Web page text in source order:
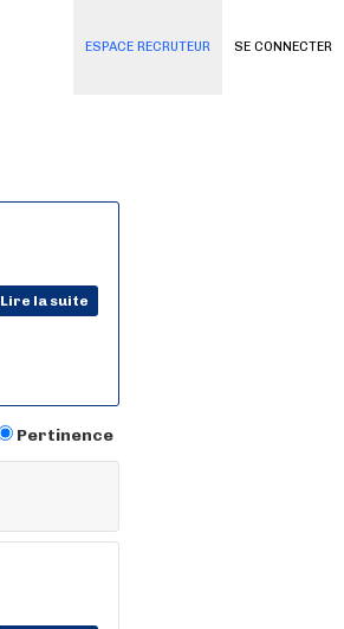
SE CONNECTER
ESPACE RECRUTEUR
Lire la suite
Pertinence